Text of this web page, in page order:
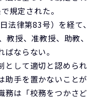
規定された。
法律第83号）を経て、
授、准教授、助教、
ならない。
として適切と認められ
助手を置かないことが
務は「校務をつかさど